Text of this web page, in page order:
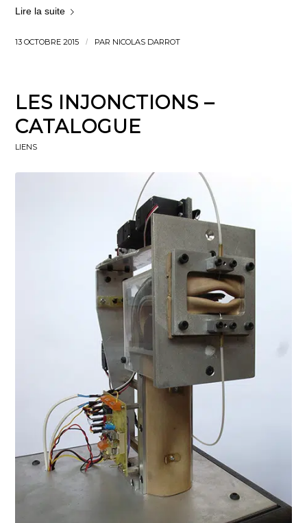
Lire la suite
13 OCTOBRE 2015 / PAR NICOLAS DARROT
LES INJONCTIONS –
CATALOGUE
LIENS